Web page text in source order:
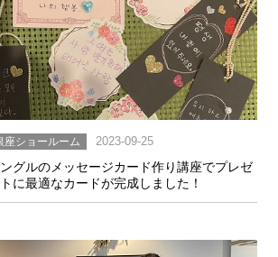
座ショールーム 2023-09-25
グルのメッセージカード作り講座でプレゼ
に最適なカードが完成しました！